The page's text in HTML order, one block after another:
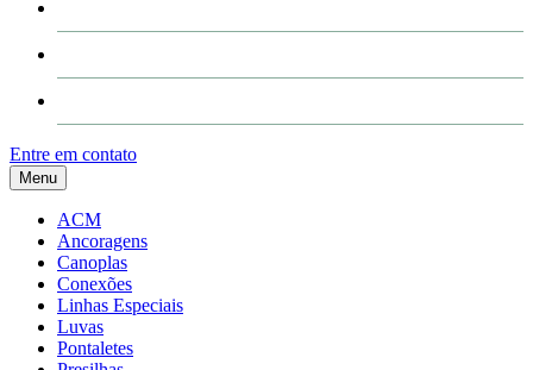
Entre em contato
Menu
ACM
Ancoragens
Canoplas
Conexões
Linhas Especiais
Luvas
Pontaletes